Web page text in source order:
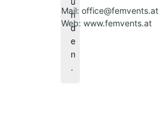
n
d
e
n
.
Mail: office@femvents.at
Web: www.femvents.at